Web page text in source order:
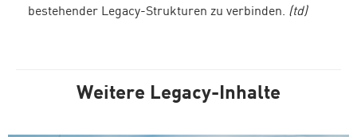
bestehender Legacy-Strukturen zu verbinden. (td)
Weitere Legacy-Inhalte